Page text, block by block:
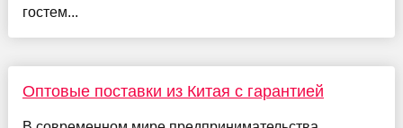
гостем...
Оптовые поставки из Китая с гарантией